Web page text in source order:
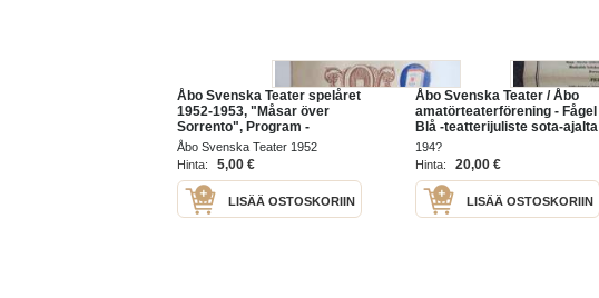
Åbo Svenska Teater spelåret
1952-1953, "Måsar över
Sorrento", Program -
käsiohjelma / theatre
program
Åbo Svenska Teater 1952
Hinta:
5,00 €
LISÄÄ OSTOSKORIIN
Åbo Svenska Teater / Åbo
amatörteaterförening - Fågel
Blå -teatterijuliste sota-ajalta
194?
Hinta:
20,00 €
LISÄÄ OSTOSKORIIN